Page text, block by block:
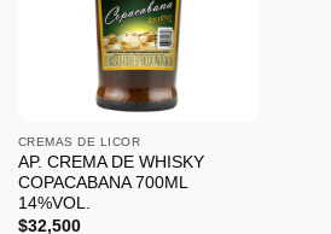
CREMAS DE LICOR
AP. CREMA DE WHISKY
COPACABANA 700ML
14%VOL.
$32,500